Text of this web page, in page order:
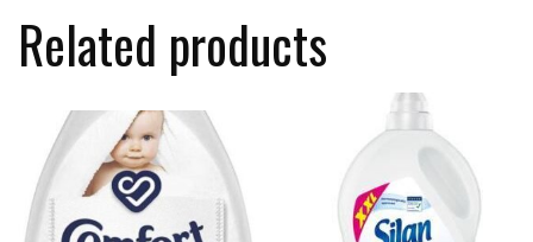
Related products